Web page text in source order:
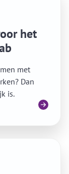
het
met
Dan
is.